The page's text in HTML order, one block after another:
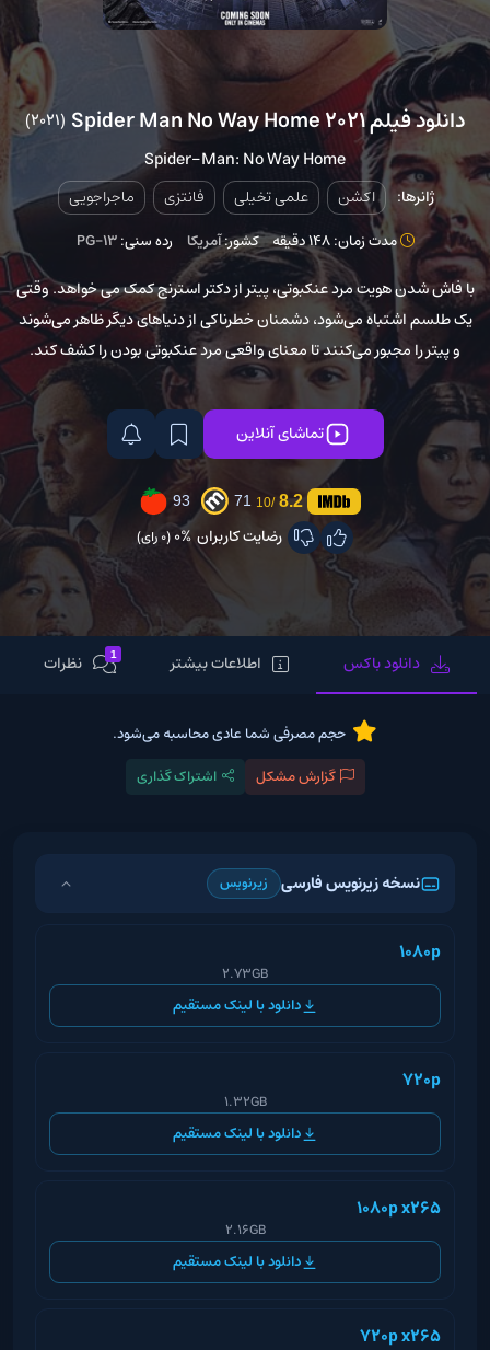
دانلود فیلم Spider Man No Way Home 2021 (2021)
Spider-Man: No Way Home
ژانرها: اکشن علمی تخیلی فانتزی ماجراجویی
مدت زمان: 148 دقیقه کشور:آمریکا رده سنی:PG-13
با فاش شدن هویت مرد عنکبوتی، پیتر از دکتر استرنج کمک می خواهد. وقتی
یک طلسم اشتباه می‌شود، دشمنان خطرناکی از دنیاهای دیگر ظاهر می‌شوند
و پیتر را مجبور می‌کنند تا معنای واقعی مرد عنکبوتی بودن را کشف کند.
تماشای آنلاین
8.2
/10
71
93
رضایت کاربران 0%(0 رای)
دانلود باکس اطلاعات بیشتر 1 نظرات
حجم مصرفی شما عادی محاسبه می‌شود.
گزارش مشکل
اشتراک گذاری
نسخه زیرنویس فارسی زیرنویس
1080p
2.73GB
دانلود با لینک مستقیم
720p
1.32GB
دانلود با لینک مستقیم
1080p x265
2.16GB
دانلود با لینک مستقیم
720p x265